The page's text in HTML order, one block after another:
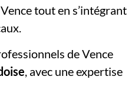
tout en s’intégrant
de Vence
, avec une expertise